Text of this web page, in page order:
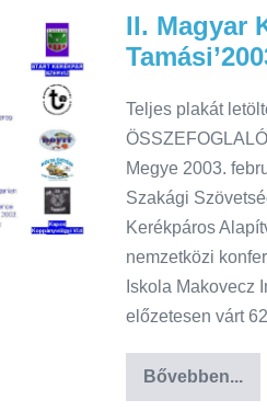
II. Magyar
Teljes plakát
Megye 2003.
Szakági
Kerékpáros
nemzetközi
Iskola Makovecz
előzetesen várt
Bővebben...